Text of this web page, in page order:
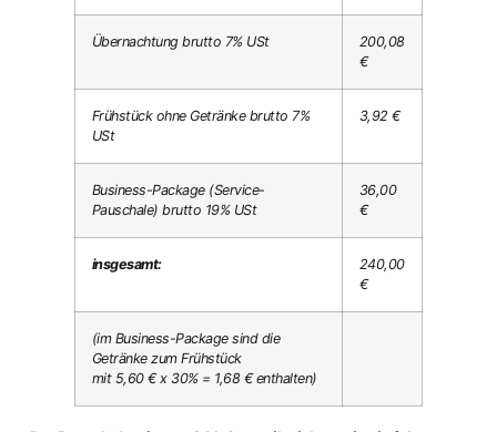
Übernachtung brutto 7% USt
200,08
€
Frühstück ohne Getränke brutto 7%
USt
3,92 €
Business-Package (Service-
Pauschale) brutto 19% USt
36,00
€
insgesamt:
240,00
€
(im Business-Package sind die
Getränke zum Frühstück
mit 5,60 € x 30% = 1,68 € enthalten)